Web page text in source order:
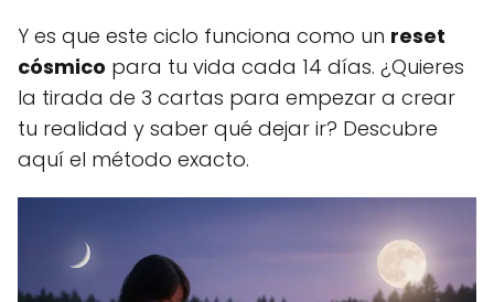
Y es que este ciclo funciona como un reset
cósmico para tu vida cada 14 días. ¿Quieres
la tirada de 3 cartas para empezar a crear
tu realidad y saber qué dejar ir? Descubre
aquí el método exacto.